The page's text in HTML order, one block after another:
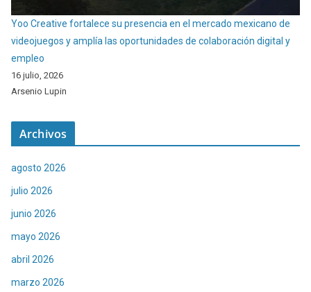
Yoo Creative fortalece su presencia en el mercado mexicano de
videojuegos y amplía las oportunidades de colaboración digital y
empleo
16 julio, 2026
Arsenio Lupin
Archivos
agosto 2026
julio 2026
junio 2026
mayo 2026
abril 2026
marzo 2026